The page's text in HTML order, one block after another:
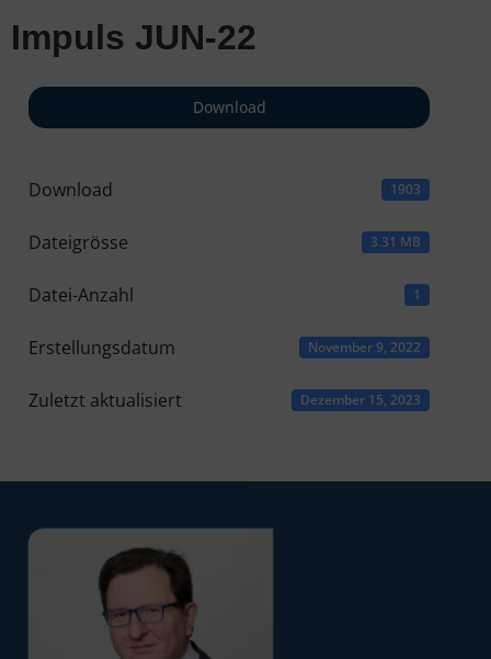
Impuls JUN-22
Download
Download 1903
Dateigrösse 3.31 MB
Datei-Anzahl 1
Erstellungsdatum November 9, 2022
Zuletzt aktualisiert Dezember 15, 2023